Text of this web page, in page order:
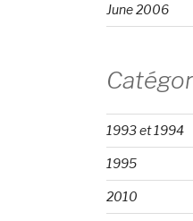
June 2006
1993 et 1994
1995
2010